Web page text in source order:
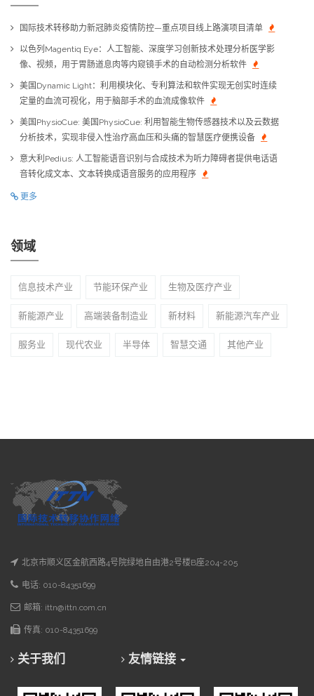
国际技术转移助力新冠肺炎疫情防控—重点项目线上路演项目清单
以色列Magentiq Eye：人工智能、深度学习创新技术处理分析医学影
像、视频，用于胃肠道息肉等内窥镜手术的自动检测分析软件
美国Dynamic Light：利用模块化、专利算法和软件实现无创实时连续
定量的血流可视化，用于脑部手术的血流成像软件
美国PhysioCue: 美国PhysioCue: 利用智能生物传感器技术以及云数据
分析技术，实现非侵入性治疗高血压和头痛的智慧医疗便携设备
意大利Pedius: 人工智能语音识别与合成技术为听力障碍者提供电话语
音转化成文本、文本转换成语音服务的应用程序
更多
领域
信息技术产业 节能环保产业 生物及医疗产业
新能源产业 高端装备制造业 新材料 新能源汽车产业
服务业 现代农业 半导体 智慧交通 其他产业
北京市顺义区金航西路4号院绿地自由港2号楼B座204-205
电话: 010-84351699
邮箱: ittn@ittn.com.cn
传真: 010-84351699
关于我们 友情链接